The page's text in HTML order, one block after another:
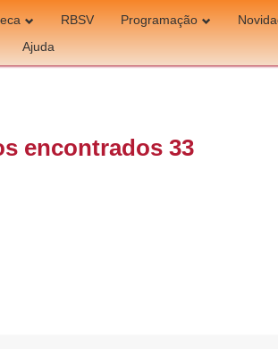
RBSV Programação
Ajuda
encontrados 33